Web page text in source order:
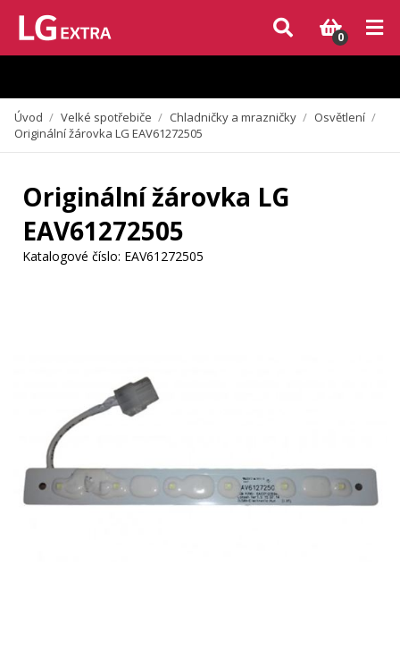
Vzhledem k aktuální situaci se může dodání dílů, které nejsou skladem,
zpozdit. Děkujeme za pochopení.
0
Úvod / Velké spotřebiče / Chladničky a mrazničky / Osvětlení /
Originální žárovka LG EAV61272505
Originální žárovka LG
EAV61272505
Katalogové číslo: EAV61272505